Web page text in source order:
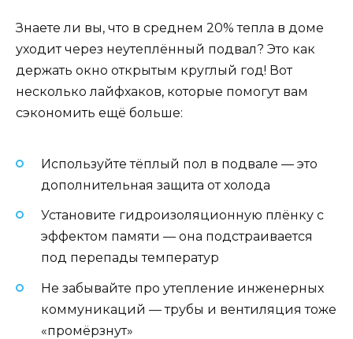
Знаете ли вы, что в среднем 20% тепла в доме
уходит через неутеплённый подвал? Это как
держать окно открытым круглый год! Вот
несколько лайфхаков, которые помогут вам
сэкономить ещё больше:
Используйте тёплый пол в подвале — это
дополнительная защита от холода
Установите гидроизоляционную плёнку с
эффектом памяти — она подстраивается
под перепады температур
Не забывайте про утепление инженерных
коммуникаций — трубы и вентиляция тоже
«промёрзнут»